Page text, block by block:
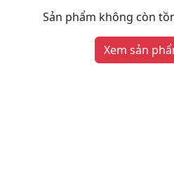
Sản phẩm không còn
Xem sản